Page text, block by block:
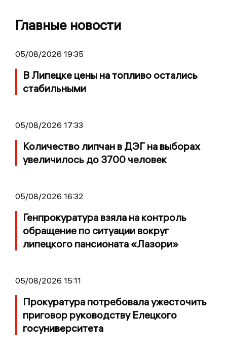
Главные новости
05/08/2026 19:35
В Липецке цены на топливо остались
стабильными
05/08/2026 17:33
Количество липчан в ДЭГ на выборах
увеличилось до 3700 человек
05/08/2026 16:32
Генпрокуратура взяла на контроль
обращение по ситуации вокруг
липецкого пансионата «Лазори»
05/08/2026 15:11
Прокуратура потребовала ужесточить
приговор руководству Елецкого
госуниверситета